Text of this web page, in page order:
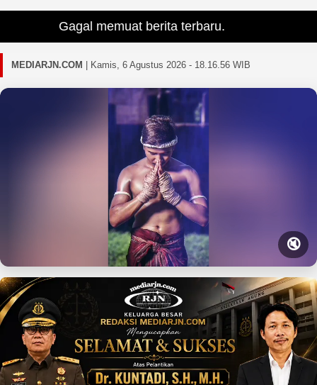
Gagal memuat berita terbaru.
MEDIARJN.COM Kamis, 6 Agustus 2026 - 18.16.58 WIB
🔇